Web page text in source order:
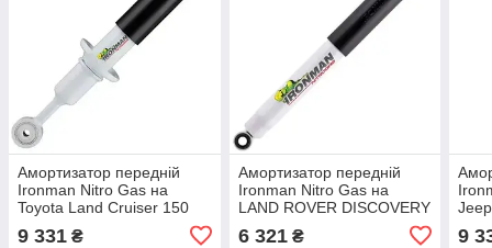
Амортизатор передній
Ironman Nitro Gas на
Toyota Land Cruiser 150
9 331 ₴
Амортизатор передній
Ironman Nitro Gas на
LAND ROVER DISCOVERY
2 газомасляний 12776GR
6 321₴ 9